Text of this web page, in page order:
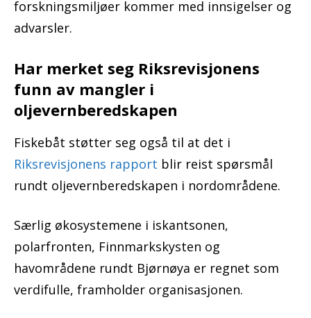
forskningsmiljøer kommer med innsigelser og
advarsler.
Har merket seg Riksrevisjonens
funn av mangler i
oljevernberedskapen
Fiskebåt støtter seg også til at det i
Riksrevisjonens rapport blir reist spørsmål
rundt oljevernberedskapen i nordområdene.
Særlig økosystemene i iskantsonen,
polarfronten, Finnmarkskysten og
havområdene rundt Bjørnøya er regnet som
verdifulle, framholder organisasjonen.